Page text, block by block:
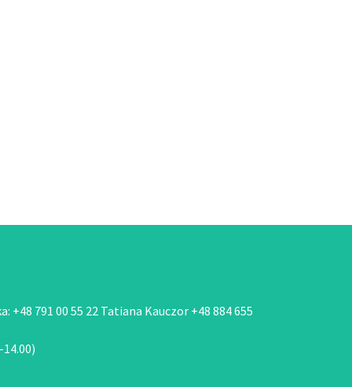
+48 791 00 55 22 Tatiana Kauczor +48 884 655